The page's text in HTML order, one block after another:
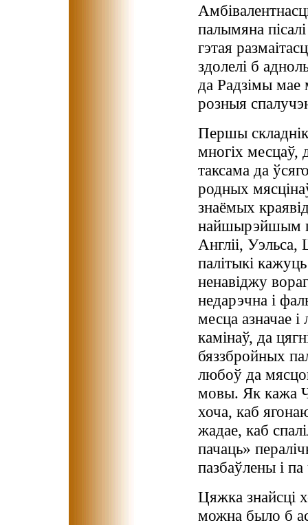
палымяна
гэтая
здолелі б
да Радзімы мае
розныя
Першы
многіх месцаў,
таксама да
родных
знаёмых
найшырэйшым
Англіі,
палітыкі
ненавіджу
недарэчна і
месца азначае
камінаў, да
бяззбройных
любоў да
мовы. Як кажа
хоча, каб
жадае, каб
пачаць»
пазбаўлены і
Цяжка знайсці
можна было б